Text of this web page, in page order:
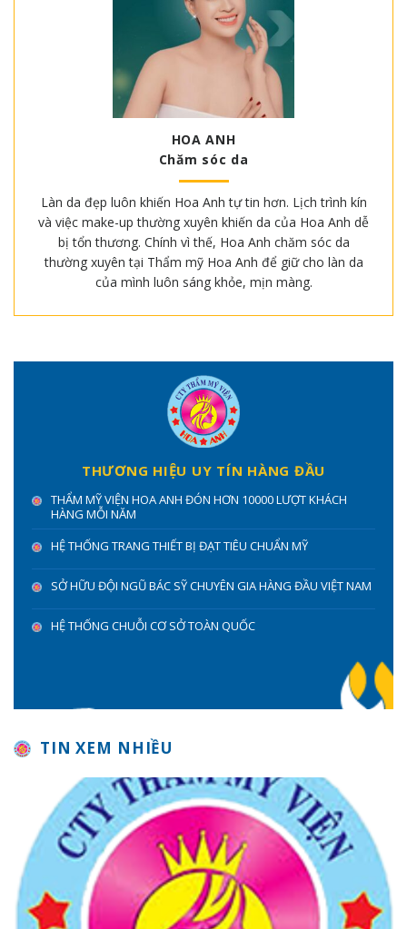
HOA ANH
Chăm sóc da
Làn da đẹp luôn khiến Hoa Anh tự tin hơn. Lịch trình kín
và việc make-up thường xuyên khiến da của Hoa Anh dễ
bị tổn thương. Chính vì thế, Hoa Anh chăm sóc da
thường xuyên tại Thẩm mỹ Hoa Anh để giữ cho làn da
của mình luôn sáng khỏe, mịn màng.
THƯƠNG HIỆU UY TÍN HÀNG ĐẦU
THẨM MỸ VIỆN HOA ANH ĐÓN HƠN 10000 LƯỢT KHÁCH
HÀNG MỖI NĂM
HỆ THỐNG TRANG THIẾT BỊ ĐẠT TIÊU CHUẨN MỸ
SỞ HỮU ĐỘI NGŨ BÁC SỸ CHUYÊN GIA HÀNG ĐẦU VIỆT NAM
HỆ THỐNG CHUỖI CƠ SỞ TOÀN QUỐC
TIN XEM NHIỀU